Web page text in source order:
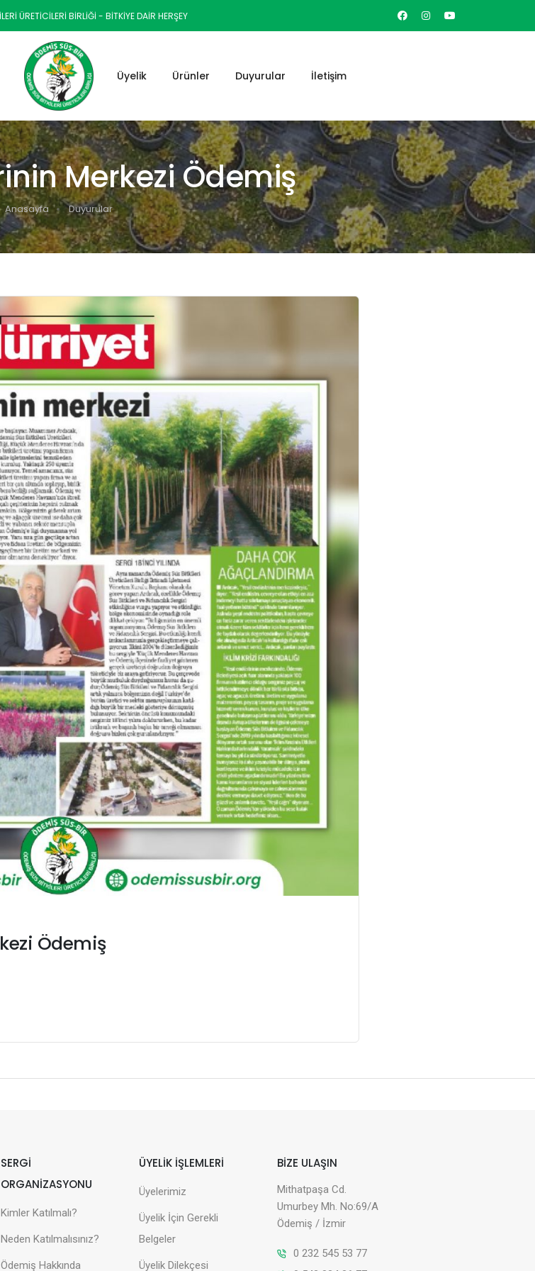
ÜRETICILERI BIRLIĞI - BİTKİYE DAİR HERŞEY
Üyelik Ürünler Duyurular İletişim
Merkezi Ödemiş
Anasayfa Duyurular
Ödemiş
SERGİ
ORGANİZASYONU
Kimler Katılmalı?
Neden Katılmalısınız?
Ödemiş Hakkında
ÜYELİK İŞLEMLERİ
Üyelerimiz
Üyelik İçin Gerekli
Belgeler
Üyelik Dilekçesi
BİZE ULAŞIN
Mithatpaşa Cd.
Umurbey Mh. No:69/A
Ödemiş / İzmir
0 232 545 53 77